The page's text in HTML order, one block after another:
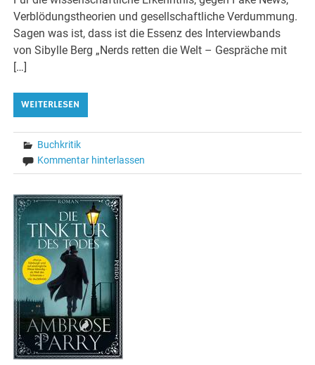
Verblödungstheorien und gesellschaftliche Verdummung.
Sagen was ist, dass ist die Essenz des Interviewbands
von Sibylle Berg „Nerds retten die Welt – Gespräche mit
[…]
WEITERLESEN
Buchkritik
Kommentar hinterlassen